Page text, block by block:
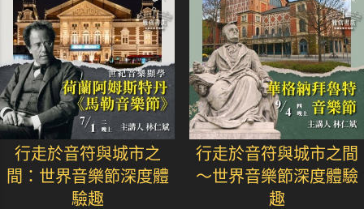
行走於音符與城市之
間：世界音樂節深度體
驗趣
行走於音符與城市之間
～世界音樂節深度體驗
趣